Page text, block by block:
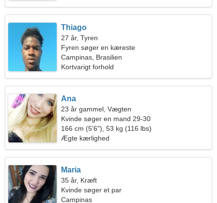
Thiago
27 år, Tyren
Fyren søger en kæreste
Campinas, Brasilien
Kortvarigt forhold
Ana
23 år gammel, Vægten
Kvinde søger en mand 29-30
166 cm (5'6"), 53 kg (116 lbs)
Ægte kærlighed
Maria
35 år, Kræft
Kvinde søger et par
Campinas